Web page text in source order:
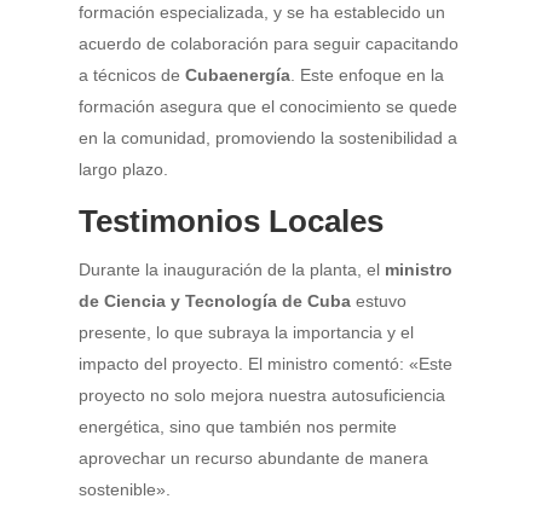
formación especializada, y se ha establecido un
acuerdo de colaboración para seguir capacitando
a técnicos de Cubaenergía. Este enfoque en la
formación asegura que el conocimiento se quede
en la comunidad, promoviendo la sostenibilidad a
largo plazo.
Testimonios Locales
Durante la inauguración de la planta, el ministro
de Ciencia y Tecnología de Cubaestuvo
presente, lo que subraya la importancia y el
impacto del proyecto. El ministro comentó: «Este
proyecto no solo mejora nuestra autosuficiencia
energética, sino que también nos permite
aprovechar un recurso abundante de manera
sostenible».